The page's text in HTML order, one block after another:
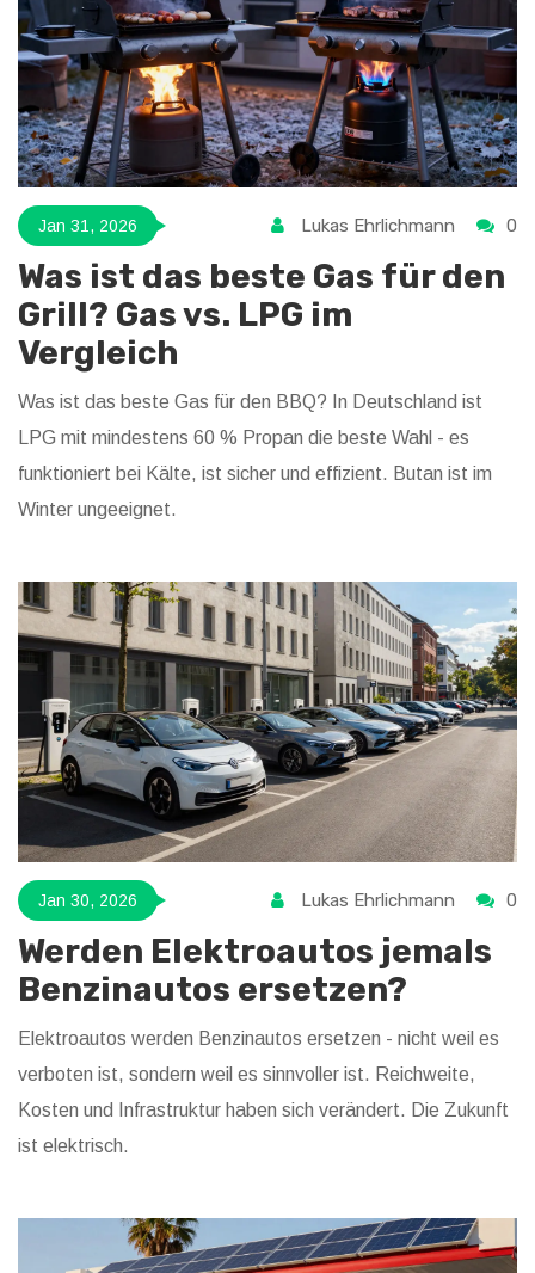
Jan 31, 2026 Lukas Ehrlichmann 0
Was ist das beste Gas für den
Grill? Gas vs. LPG im
Vergleich
Was ist das beste Gas für den BBQ? In Deutschland ist
LPG mit mindestens 60 % Propan die beste Wahl - es
funktioniert bei Kälte, ist sicher und effizient. Butan ist im
Winter ungeeignet.
Jan 30, 2026 Lukas Ehrlichmann 0
Werden Elektroautos jemals
Benzinautos ersetzen?
Elektroautos werden Benzinautos ersetzen - nicht weil es
verboten ist, sondern weil es sinnvoller ist. Reichweite,
Kosten und Infrastruktur haben sich verändert. Die Zukunft
ist elektrisch.